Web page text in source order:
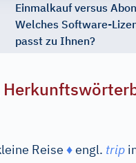
Einmalkauf versus
Welches Software-
passt zu Ihnen?
Reise ♦engl. trip